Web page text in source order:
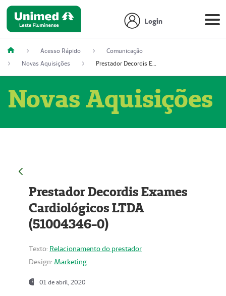
Login
Acesso Rápido
Comunicação
Novas Aquisições
Prestador Decordis Exames Cardiológicos LTDA (51004346-0)
Novas Aquisições
Prestador Decordis Exames
Cardiológicos LTDA
(51004346-0)
Texto: Relacionamento do prestador
Design: Marketing
01 de abril, 2020